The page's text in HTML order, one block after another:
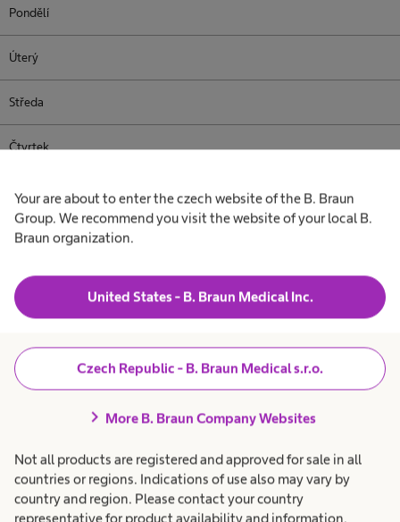
Your are about to enter the czech website of the B. Braun
Group. We recommend you visit the website of your local B.
Braun organization.
United States - B. Braun Medical Inc.
Czech Republic - B. Braun Medical s.r.o.
chevron_right More B. Braun Company Websites
Not all products are registered and approved for sale in all
countries or regions. Indications of use also may vary by
country and region. Please contact your country
representative for product availability and information.
Pondělí
Úterý
Středa
Čtvrtek
Pátek
Sobota
Neděle
Informace o zpracování osobních údajů - kamerový
systém